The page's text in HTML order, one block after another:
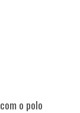
o polo